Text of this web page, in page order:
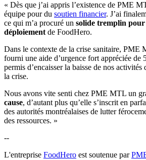
« Dès que j’ai appris l’existence de PME
équipe pour du soutien financier. J’ai
ce qui m’a procuré un solide tremplin pour
déploiement de FoodHero.
Dans le contexte de la crise sanitaire, PME
fourni une aide d’urgence fort appréciée de
permis d’encaisser la baisse de nos
la crise.
Nous avons vite senti chez PME MTL un
cause, d’autant plus qu’elle s’inscrit en
des autorités montréalaises de lutter
des ressources. »
--
L'entreprise FoodHero est soutenue par